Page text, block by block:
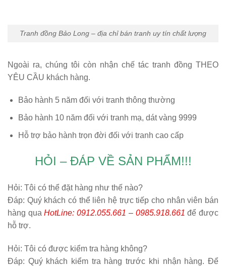
Tranh đồng Bảo Long – địa chỉ bán tranh uy tín chất lượng
Ngoài ra, chúng tôi còn nhận chế tác tranh đồng THEO
YÊU CẦU khách hàng.
Bảo hành 5 nămđối với tranh thông thường
Bảo hành 10 nămđối với tranh mạ, dát vàng 9999
Hỗ trợ bảo hành trọn đời đối với tranh cao cấp
HỎI – ĐÁP VỀ SẢN PHẨM!!!
Hỏi: Tôi có thể đặt hàng như thế nào?
Đáp: Quý khách có thể liên hệ trực tiếp cho nhân viên bán
hàng quaHotLine: 0912.055.661 – 0985.918.661để được
hỗ trợ.
Hỏi: Tôi có được kiểm tra hàng không?
Đáp: Quý khách kiểm tra hàng trước khi nhận hàng. Để